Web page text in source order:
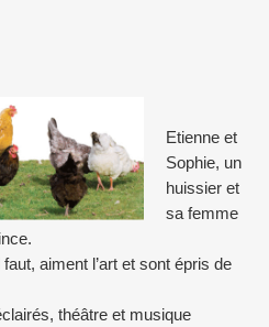
Etienne et
Sophie, un
huissier et
sa femme
aiment l’art et sont épris de
théâtre et musique